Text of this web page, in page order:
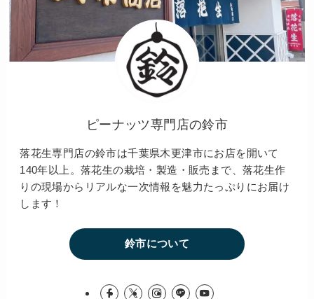
ピーナッツ専門店の鈴市
落花生専門店の鈴市は千葉県木更津市にお店を開いて
140年以上。落花生の栽培・製造・販売まで、落花生作
りの現場からリアルな一次情報を魅力たっぷりにお届け
します！
鈴市について